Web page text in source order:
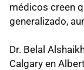
médicos creen
generalizado,
Dr. Belal
Calgary en